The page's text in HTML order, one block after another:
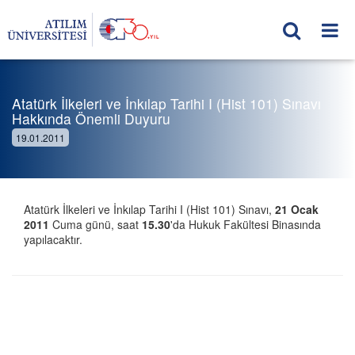
Atatürk İlkeleri ve İnkılap Tarihi I (Hist 101) Sınavı
Hakkında Önemli Duyuru
19.01.2011
Atatürk İlkeleri ve İnkılap Tarihi I (Hist 101) Sınavı, 21 Ocak
2011 Cuma günü, saat 15.30'da Hukuk Fakültesi Binasında
yapılacaktır.